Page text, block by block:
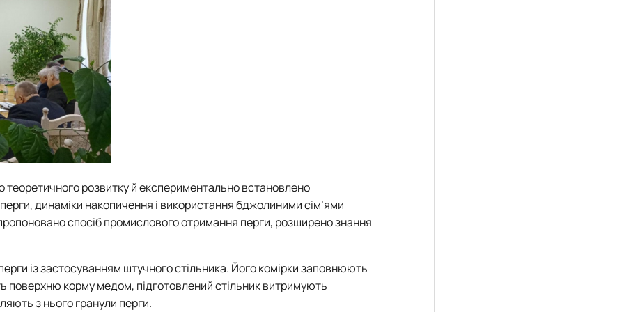
розвитку й експериментально встановлено
динаміки накопичення і використання бджолиними сім’ями
спосіб промислового отримання перги, розширено знання
із застосуванням штучного стільника. Його комірки заповнюють
корму медом, підготовлений стільник витримують
з нього гранули перги.